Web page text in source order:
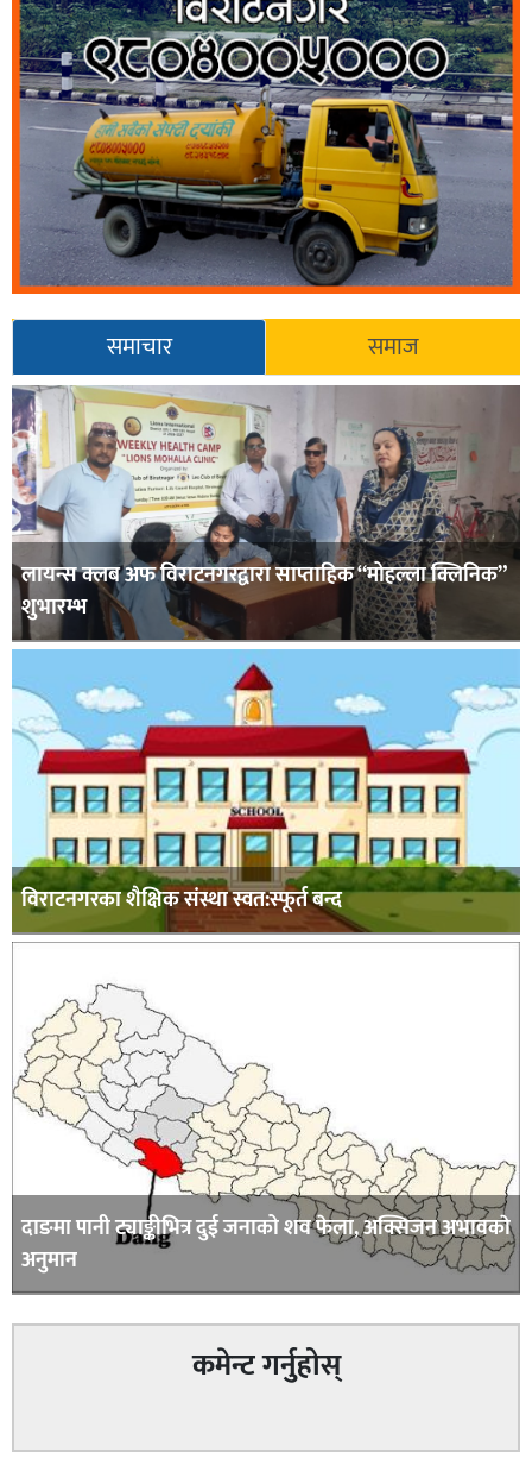
समाचार समाज
लायन्स क्लब अफ विराटनगरद्वारा साप्ताहिक “मोहल्ला क्लिनिक”
शुभारम्भ
विराटनगरका शैक्षिक संस्था स्वत:स्फूर्त बन्द
दाङमा पानी ट्याङ्कीभित्र दुई जनाको शव फेला, अक्सिजन अभावकाे
अनुमान
कमेन्ट गर्नुहोस्